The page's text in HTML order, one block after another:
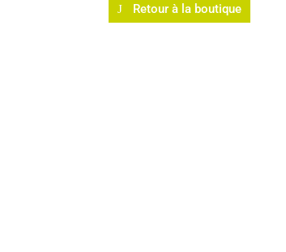
Retour à la boutique